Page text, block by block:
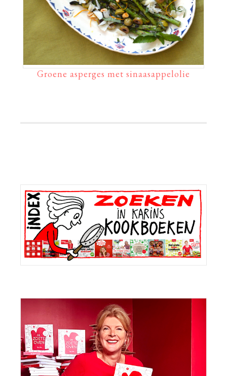
Groene asperges met sinaasappelolie
Primaire
Sidebar